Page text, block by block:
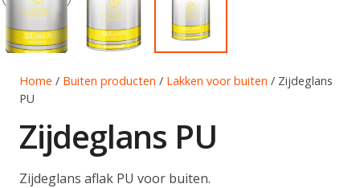
Home / Buiten producten / Lakken voor buiten / Zijdeglans
PU
Zijdeglans PU
Zijdeglans aflak PU voor buiten.